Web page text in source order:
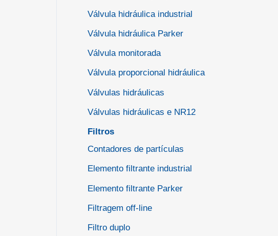
Válvula hidráulica industrial
Válvula hidráulica Parker
Válvula monitorada
Válvula proporcional hidráulica
Válvulas hidráulicas
Válvulas hidráulicas e NR12
Filtros
Contadores de partículas
Elemento filtrante industrial
Elemento filtrante Parker
Filtragem off-line
Filtro duplo